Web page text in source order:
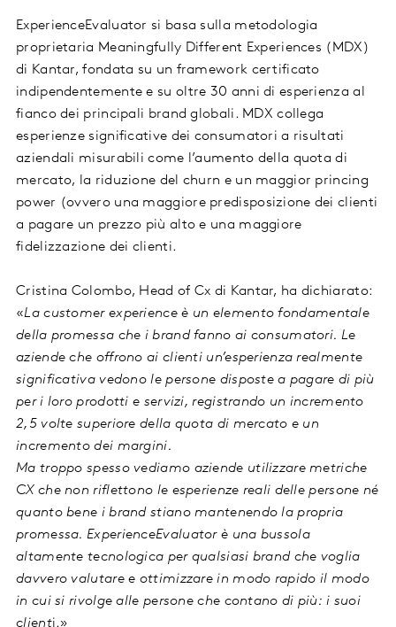
ExperienceEvaluator si basa sulla metodologia
proprietaria Meaningfully Different Experiences (MDX)
di Kantar, fondata su un framework certificato
indipendentemente e su oltre 30 anni di esperienza al
fianco dei principali brand globali. MDX collega
esperienze significative dei consumatori a risultati
aziendali misurabili come l’aumento della quota di
mercato, la riduzione del churn e un maggior princing
power (ovvero una maggiore predisposizione dei clienti
a pagare un prezzo più alto e una maggiore
fidelizzazione dei clienti.
Cristina Colombo, Head of Cx di Kantar, ha dichiarato:
«La customer experience è un elemento fondamentale
della promessa che i brand fanno ai consumatori. Le
aziende che offrono ai clienti un’esperienza realmente
significativa vedono le persone disposte a pagare di più
per i loro prodotti e servizi, registrando un incremento
2,5 volte superiore della quota di mercato e un
incremento dei margini.
Ma troppo spesso vediamo aziende utilizzare metriche
CX che non riflettono le esperienze reali delle persone né
quanto bene i brand stiano mantenendo la propria
promessa. ExperienceEvaluator è una bussola
altamente tecnologica per qualsiasi brand che voglia
davvero valutare e ottimizzare in modo rapido il modo
in cui si rivolge alle persone che contano di più: i suoi
clienti.»